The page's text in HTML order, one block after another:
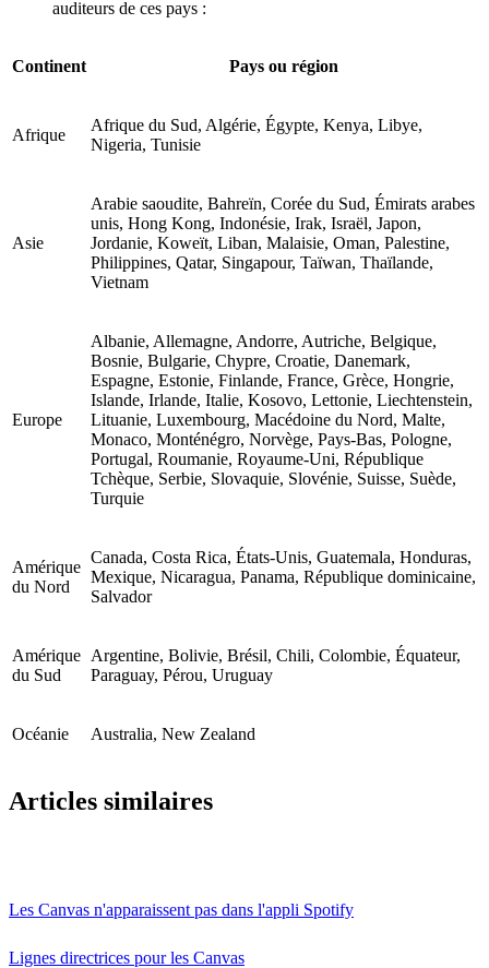
auditeurs de ces pays :
Continent Pays ou région
Afrique
Afrique du Sud, Algérie, Égypte, Kenya, Libye,
Nigeria, Tunisie
Asie
Arabie saoudite, Bahreïn, Corée du Sud, Émirats arabes
unis, Hong Kong, Indonésie, Irak, Israël, Japon,
Jordanie, Koweït, Liban, Malaisie, Oman, Palestine,
Philippines, Qatar, Singapour, Taïwan, Thaïlande,
Vietnam
Europe
Albanie, Allemagne, Andorre, Autriche, Belgique,
Bosnie, Bulgarie, Chypre, Croatie, Danemark,
Espagne, Estonie, Finlande, France, Grèce, Hongrie,
Islande, Irlande, Italie, Kosovo, Lettonie, Liechtenstein,
Lituanie, Luxembourg, Macédoine du Nord, Malte,
Monaco, Monténégro, Norvège, Pays-Bas, Pologne,
Portugal, Roumanie, Royaume-Uni, République
Tchèque, Serbie, Slovaquie, Slovénie, Suisse, Suède,
Turquie
Amérique
du Nord
Canada, Costa Rica, États-Unis, Guatemala, Honduras,
Mexique, Nicaragua, Panama, République dominicaine,
Salvador
Amérique
du Sud
Argentine, Bolivie, Brésil, Chili, Colombie, Équateur,
Paraguay, Pérou, Uruguay
Océanie Australia, New Zealand
Articles similaires
Les Canvas n'apparaissent pas dans l'appli Spotify
Lignes directrices pour les Canvas